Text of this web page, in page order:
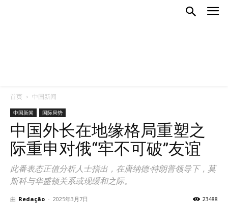
首页 中国新闻
中国新闻 国际局势
中国外长在地缘格局重塑之
际重申对俄“牢不可破”友谊
此番表态正值分析人士指出，在唐纳德·特朗普领导下，莫
斯科与华盛顿关系或现缓和之际。
由 Redação - 2025年3月7日 23488